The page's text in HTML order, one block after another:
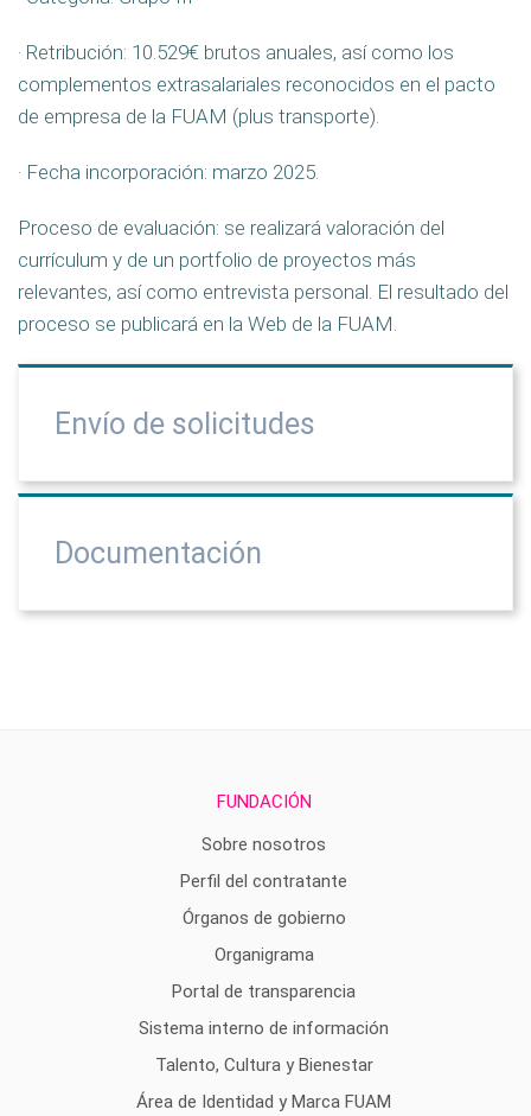
· Retribución: 10.529€ brutos anuales, así como los
complementos extrasalariales reconocidos en el pacto
de empresa de la FUAM (plus transporte).
· Fecha incorporación: marzo 2025.
Proceso de evaluación: se realizará valoración del
currículum y de un portfolio de proyectos más
relevantes, así como entrevista personal. El resultado del
proceso se publicará en la Web de la FUAM.
Envío de solicitudes
Documentación
FUNDACIÓN
Sobre nosotros
Perfil del contratante
Órganos de gobierno
Organigrama
Portal de transparencia
Sistema interno de información
Talento, Cultura y Bienestar
Área de Identidad y Marca FUAM